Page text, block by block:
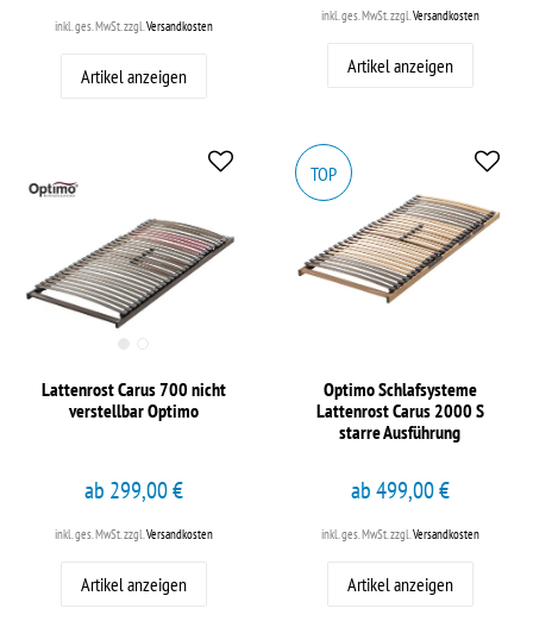
inkl. ges. MwSt.zzgl.Versandkosten
Artikel anzeigen
inkl. ges. MwSt.zzgl.Versandkosten
Artikel anzeigen
Lattenrost Carus 700 nicht
verstellbar Optimo
ab 299,00 €
inkl. ges. MwSt.zzgl.Versandkosten
Artikel anzeigen
TOP
Optimo Schlafsysteme
Lattenrost Carus 2000 S
starre Ausführung
ab 499,00 €
inkl. ges. MwSt.zzgl.Versandkosten
Artikel anzeigen